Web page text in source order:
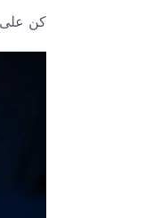
كن على